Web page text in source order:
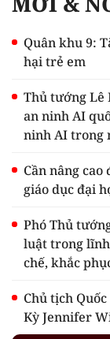
Quân khu 9:
hại trẻ em
Thủ tướng Lê
an ninh AI
ninh AI trong
Cần nâng
giáo dục đại
Phó Thủ
luật trong
chế, khắc
Chủ tịch
Kỳ Jennifer